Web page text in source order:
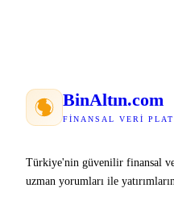
BinAltın.com
FINANSAL VERI
Türkiye'nin güvenilir finansal
uzman yorumları ile